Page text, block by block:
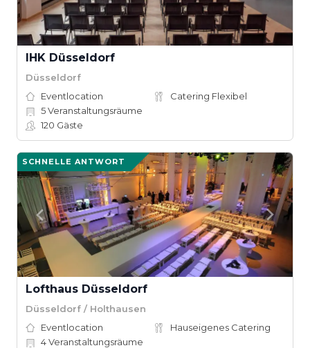
IHK Düsseldorf
Düsseldorf
Eventlocation
Catering Flexibel
5Veranstaltungsräume
120 Gäste
SCHNELLE ANTWORT
Lofthaus Düsseldorf
Düsseldorf / Holthausen
Eventlocation
Hauseigenes Catering
4Veranstaltungsräume